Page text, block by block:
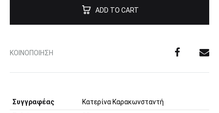
ADD TO CART
ΚΟΙΝΟΠΟΊΗΣΗ
Συγγραφέας
Κατερίνα Καρακωνσταντή